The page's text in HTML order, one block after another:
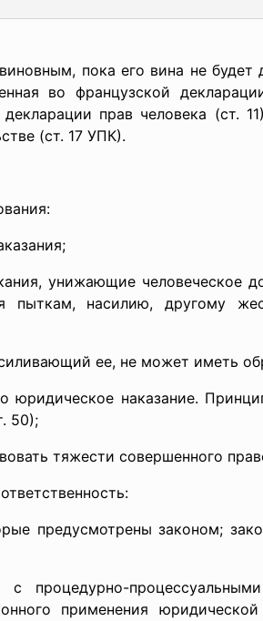
пока его вина не
во французской
прав человека (ст.
(ст. 17 УПК).
унижающие человеческое
пыткам, насилию, другому
ее, не может иметь
наказание.
50);
тяжести совершенного
законом;
процессуальными
применения